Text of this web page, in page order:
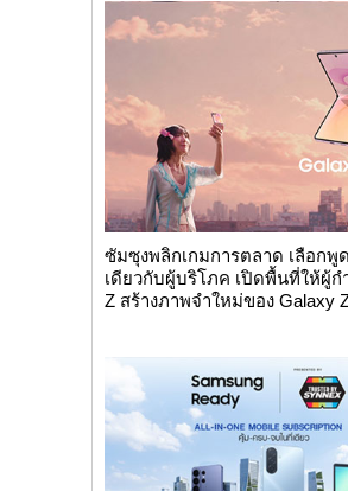
ซัมซุงพลิกเกมการตลาด เลือกพู
เดียวกับผู้บริโภค เปิดพื้นที่ให้ผู้ก
Z สร้างภาพจำใหม่ของ Galaxy